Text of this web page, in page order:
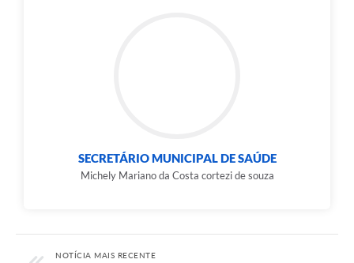
SECRETÁRIO MUNICIPAL DE SAÚDE
Michely Mariano da Costa cortezi de souza
NOTÍCIA MAIS RECENTE